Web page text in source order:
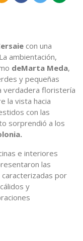
con una
ambientación,
deMarta Meda,
y pequeñas
verdadera floristería
la vista hacia
con las
sorprendió a los
e interiores
las
caracterizadas por
y